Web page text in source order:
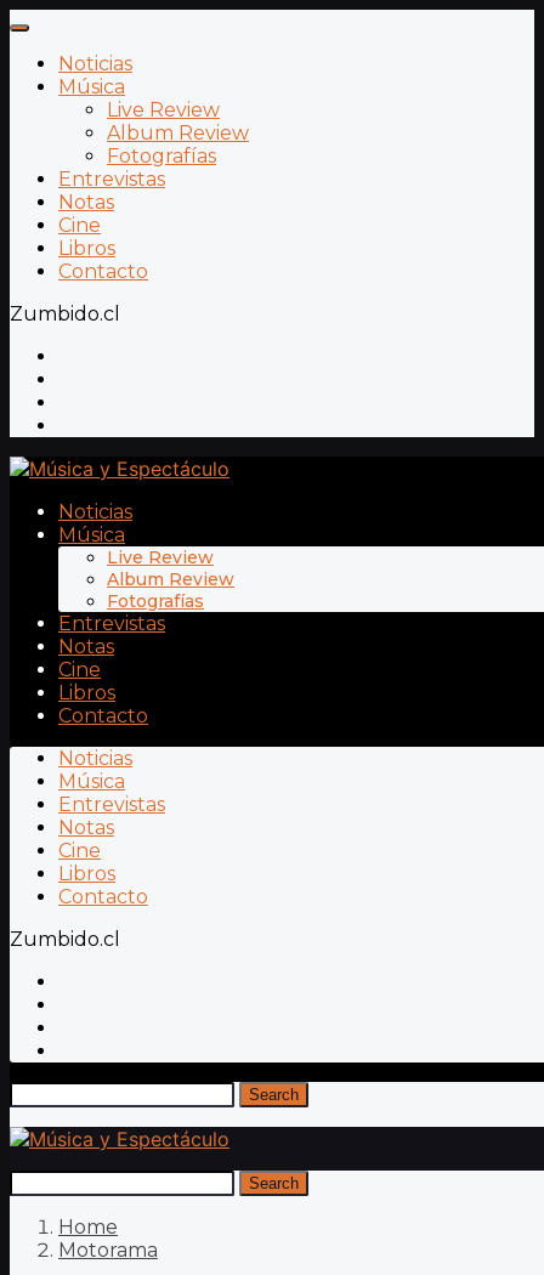
Noticias
Música
Live Review
Album Review
Fotografías
Entrevistas
Notas
Cine
Libros
Contacto
Zumbido.cl
Noticias
Música
Live Review
Album Review
Fotografías
Entrevistas
Notas
Cine
Libros
Contacto
Noticias
Música
Entrevistas
Notas
Cine
Libros
Contacto
Zumbido.cl
Search
Search
Home
Motorama